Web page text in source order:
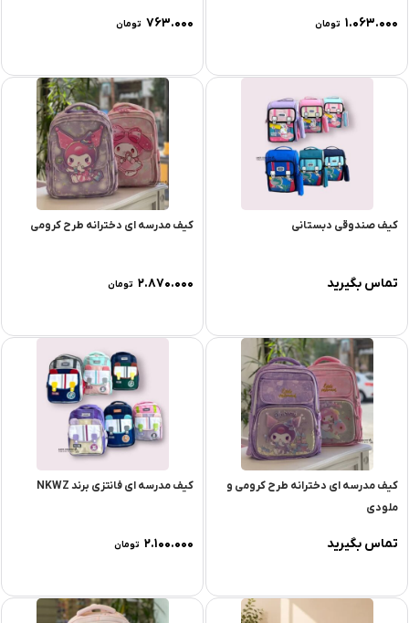
۱.۰۶۳.۰۰۰ تومان ۷۶۳.۰۰۰ تومان
کیف صندوقی دبستانی
تماس بگیرید
کیف مدرسه ای دخترانه طرح کرومی
۲.۸۷۰.۰۰۰ تومان
کیف مدرسه ای دخترانه طرح کرومی و
ملودی
تماس بگیرید
کیف مدرسه ای فانتزی برند NKWZ
۲.۱۰۰.۰۰۰ تومان